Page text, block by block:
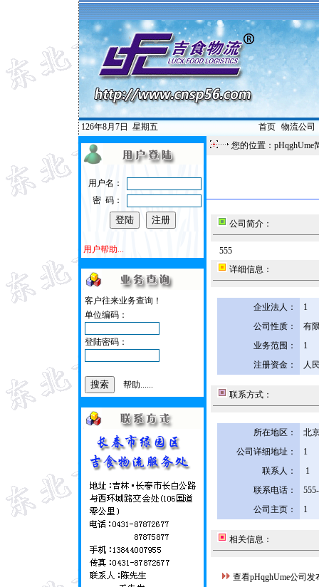
126年8月7日 星期五 首页| 物流公司
用户名：
密 码：
用户帮助...
客户往来业务查询！
单位编码：
登陆密码：
帮助......
您的位置：pHqghUme
公司简介：
555
详细信息：
企业法人：
1
公司性质：
有
业务范围：
1
注册资金：
人
联系方式：
所在地区：
北
公司详细地址：
1
联系人：
1
联系电话：
公司主页：
1
相关信息：
查看pHqghUme公司发